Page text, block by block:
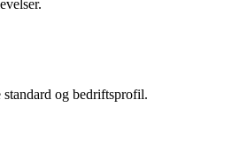
og bedriftsprofil.